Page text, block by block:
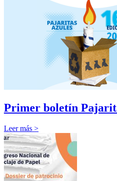
Primer boletín
Leer más >